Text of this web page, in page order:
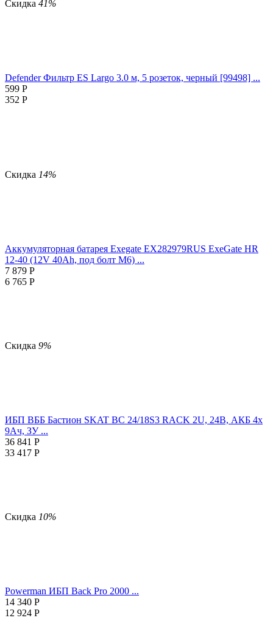
Скидка 41%
Defender Фильтр ES Largo 3.0 м, 5 розеток, черный [99498] ...
599 Р
352 Р
Скидка 14%
Аккумуляторная батарея Exegate EX282979RUS ExeGate HR
12-40 (12V 40Ah, под болт М6) ...
7 879 Р
6 765 Р
Скидка 9%
ИБП ВББ Бастион SKAT BC 24/18S3 RACK 2U, 24В, АКБ 4х
9Ач, ЗУ ...
36 841 Р
33 417 Р
Скидка 10%
Powerman ИБП Back Pro 2000 ...
14 340 Р
12 924 Р